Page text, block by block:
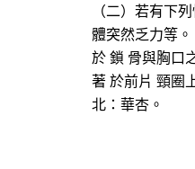
（二）若有下
體突然乏力等
於 鎖 骨與胸口
著 於前片 頸圈
北：華杏。